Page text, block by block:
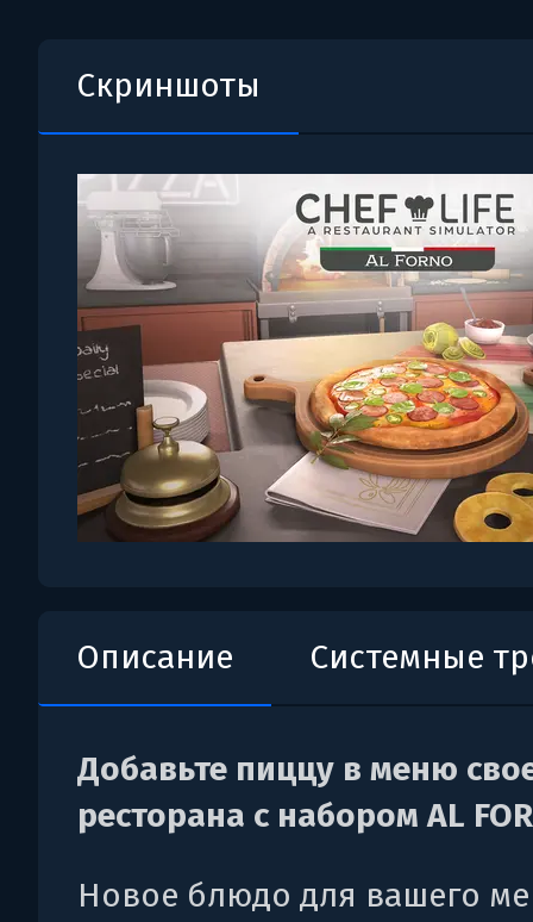
Скриншоты
Описание Системные
Добавьте пиццу в меню
ресторана с набором AL
Новое блюдо для вашего